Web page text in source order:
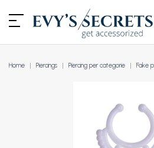
Home Piercings Piercing per categorie Fake